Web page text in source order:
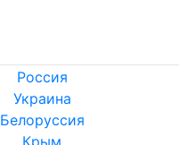
Россия
Украина
Белоруссия